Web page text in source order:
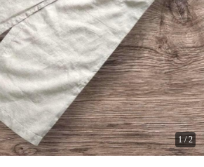
1 /2